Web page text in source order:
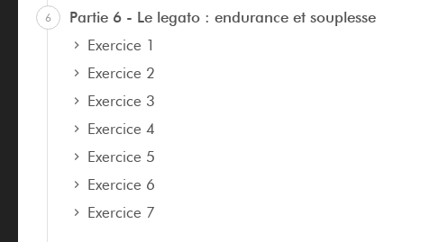
6
Partie 6 - Le legato : endurance et souplesse
Exercice 1
Exercice 2
Exercice 3
Exercice 4
Exercice 5
Exercice 6
Exercice 7